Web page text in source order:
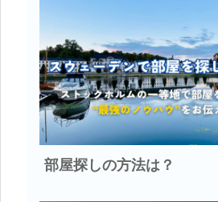
部屋探しの方法は？